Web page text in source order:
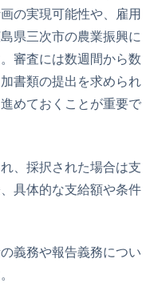
の実現可能性や、雇用
県三次市の農業振興に
審査には数週間から数
書類の提出を求められ
めておくことが重要で
、採択された場合は支
具体的な支給額や条件
義務や報告義務につい